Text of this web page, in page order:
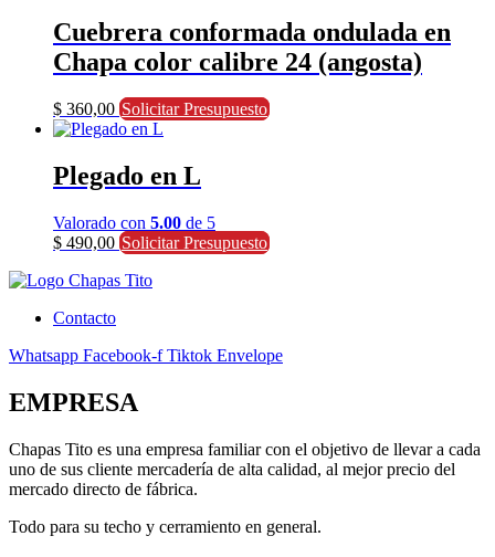
Cuebrera conformada ondulada en
Chapa color calibre 24 (angosta)
$ 360,00 Solicitar Presupuesto
Plegado en L
Valorado con 5.00 de 5
$ 490,00 Solicitar Presupuesto
Contacto
Whatsapp Facebook-f Tiktok Envelope
EMPRESA
Chapas Tito es una empresa familiar con el objetivo de llevar a cada
uno de sus cliente mercadería de alta calidad, al mejor precio del
mercado directo de fábrica.
Todo para su techo y cerramiento en general.